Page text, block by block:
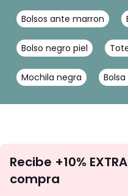
Bolsos ante marron
Bolso negro piel
Mochila negra
Recibe +10%
compra